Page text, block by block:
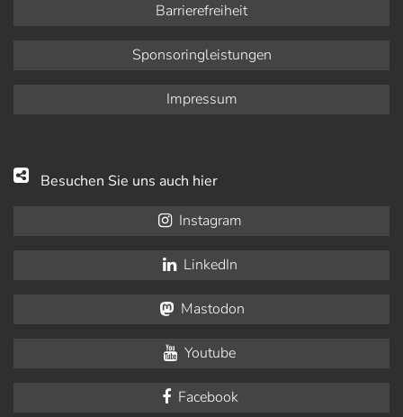
Barrierefreiheit
Sponsoringleistungen
Impressum
Besuchen Sie uns auch hier
Instagram
LinkedIn
Mastodon
Youtube
Facebook